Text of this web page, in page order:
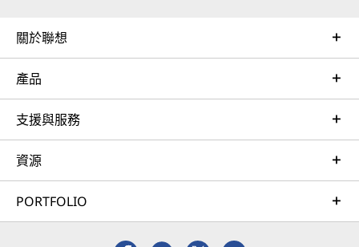
關於聯想
產品
支援與服務
資源
PORTFOLIO